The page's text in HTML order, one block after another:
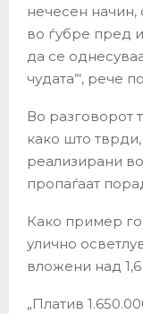
нечесен начин,
во ѓубре пред
да се
чудата’“, рече
Во разговорот
како што
реализирани
пропаѓаат
Како пример
улично
вложени над
„Платив